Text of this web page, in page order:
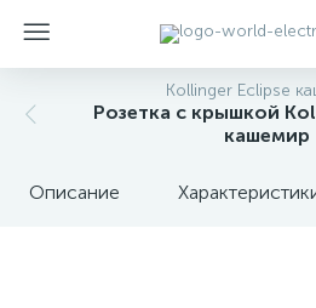
Kollinger Eclipse
Розетка с крышкой
кашемир
Описание